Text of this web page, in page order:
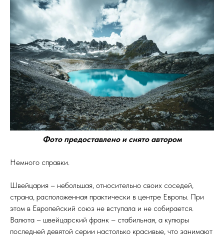
Фото предоставлено и снято автором
Немного справки.
Швейцария – небольшая, относительно своих соседей,
страна, расположенная практически в центре Европы. При
этом в Европейский союз не вступала и не собирается.
Валюта – швейцарский франк – стабильная, а купюры
последней девятой серии настолько красивые, что занимают